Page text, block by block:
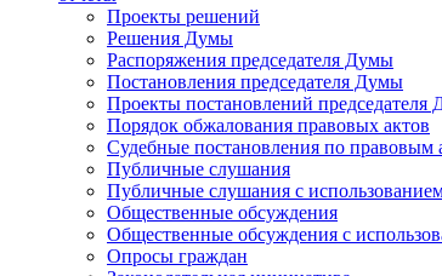
Проекты решений
Решения Думы
Распоряжения председателя Думы
Постановления председателя Думы
Проекты постановлений председателя
Порядок обжалования правовых актов
Судебные постановления по правовым
Публичные слушания
Публичные слушания с
Общественные обсуждения
Общественные обсуждения с
Опросы граждан